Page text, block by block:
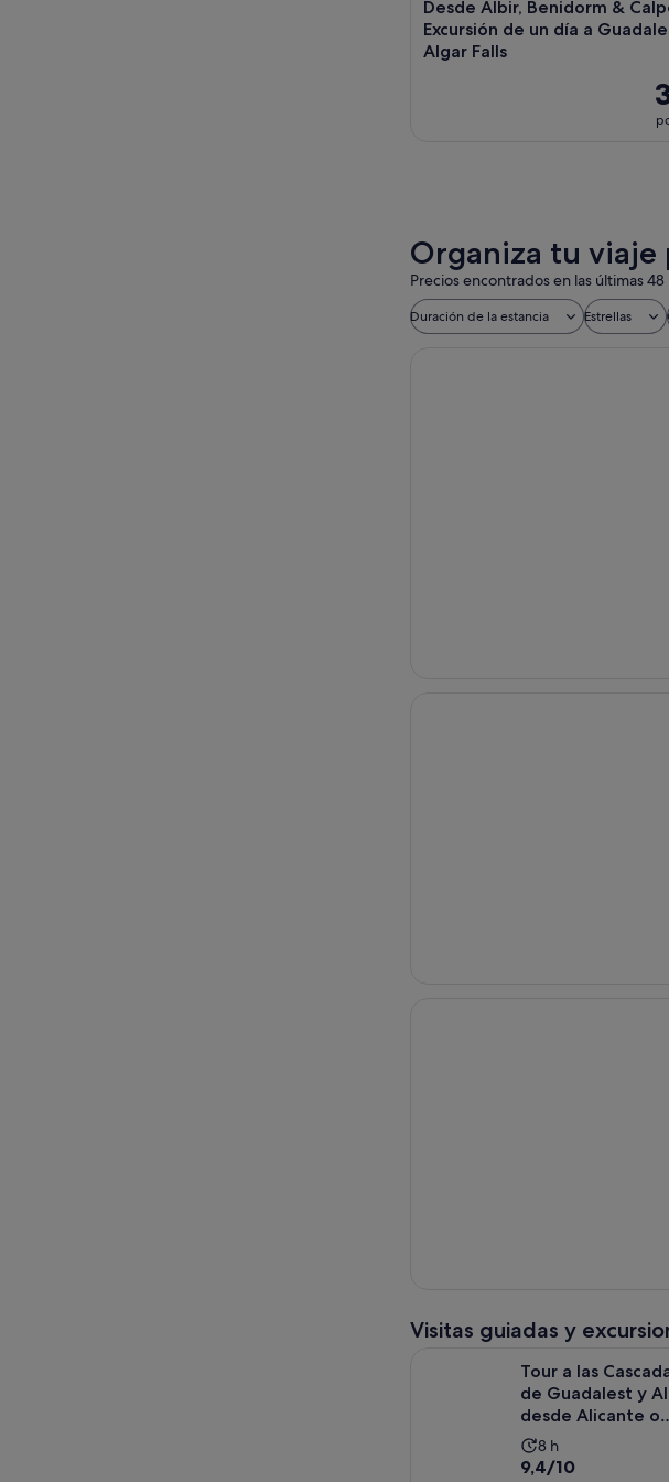
Desde Albir, Benidorm &
Excursión de un día a
Algar Falls
Organiza tu viaje
Precios encontrados en las últimas
Duración de la estancia Estrellas
Visitas guiadas y
Tour a las
de Guadalest y
desde Alicante o
Benidorm
La
duración
8 h
9.4
9,4/10